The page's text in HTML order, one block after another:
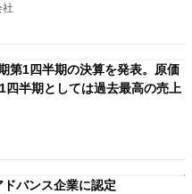
社
第1四半期の決算を発表。原価
半期としては過去最高の売上
ドバンス企業に認定